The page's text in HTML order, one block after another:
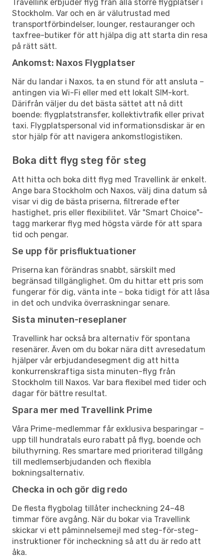
Travellink erbjuder flyg från alla större flygplatser i
Stockholm. Var och en är välutrustad med
transportförbindelser, lounger, restauranger och
taxfree-butiker för att hjälpa dig att starta din resa
på rätt sätt.
Ankomst: Naxos Flygplatser
När du landar i Naxos, ta en stund för att ansluta –
antingen via Wi-Fi eller med ett lokalt SIM-kort.
Därifrån väljer du det bästa sättet att nå ditt
boende: flygplatstransfer, kollektivtrafik eller privat
taxi. Flygplatspersonal vid informationsdiskar är en
stor hjälp för att navigera ankomstlogistiken.
Boka ditt flyg steg för steg
Att hitta och boka ditt flyg med Travellink är enkelt.
Ange bara Stockholm och Naxos, välj dina datum så
visar vi dig de bästa priserna, filtrerade efter
hastighet, pris eller flexibilitet. Vår "Smart Choice"-
tagg markerar flyg med högsta värde för att spara
tid och pengar.
Se upp för prisfluktuationer
Priserna kan förändras snabbt, särskilt med
begränsad tillgänglighet. Om du hittar ett pris som
fungerar för dig, vänta inte – boka tidigt för att låsa
in det och undvika överraskningar senare.
Sista minuten-reseplaner
Travellink har också bra alternativ för spontana
resenärer. Även om du bokar nära ditt avresedatum
hjälper vår erbjudandesegment dig att hitta
konkurrenskraftiga sista minuten-flyg från
Stockholm till Naxos. Var bara flexibel med tider och
dagar för bättre resultat.
Spara mer med Travellink Prime
Våra Prime-medlemmar får exklusiva besparingar –
upp till hundratals euro rabatt på flyg, boende och
biluthyrning. Res smartare med prioriterad tillgång
till medlemserbjudanden och flexibla
bokningsalternativ.
Checka in och gör dig redo
De flesta flygbolag tillåter incheckning 24–48
timmar före avgång. När du bokar via Travellink
skickar vi ett påminnelsemejl med steg-för-steg-
instruktioner för incheckning så att du är redo att
åka.